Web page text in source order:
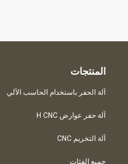
المنتجات
آلة الحفر باستخدام الحاسب الآلي
آلة حفر عوارض H CNC
آلة التخريم CNC
جميع الفئات